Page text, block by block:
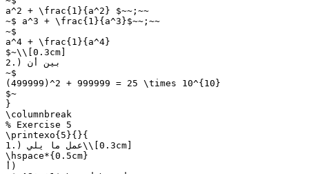
a^2 + \frac{1}{a^2} $~~;~~
~$ a^3 + \frac{1}{a^3}$~~;~~
~$
a^4 + \frac{1}{a^4}
$~\\[0.3cm]
2.) بين أن
~$
(499999)^2 + 999999 = 25 \times 10^{10}
$~
}
\columnbreak
% Exercise 5
\printexo{5}{}{
1.) عمل ما يلي\\[0.3cm]
\hspace*{0.5cm}
أ)